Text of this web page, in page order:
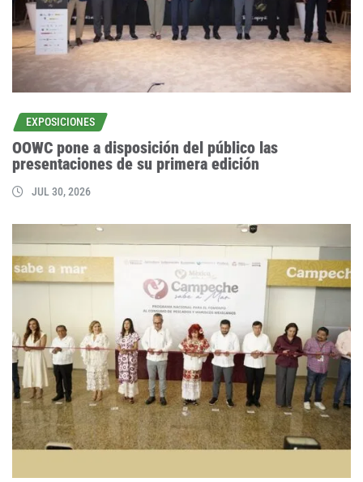
EXPOSICIONES
OOWC pone a disposición del público las
presentaciones de su primera edición
JUL 30, 2026